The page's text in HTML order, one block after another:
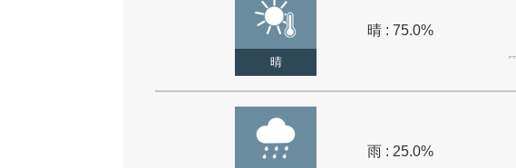
晴
晴 : 75.0%
雨 : 25.0%